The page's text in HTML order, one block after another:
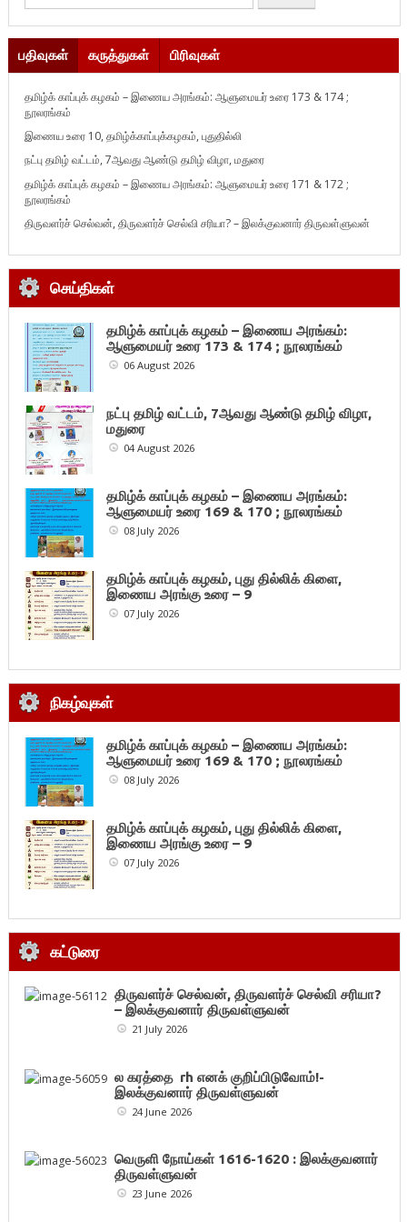
பதிவுகள் கருத்துகள் பிரிவுகள்
தமிழ்க் காப்புக் கழகம் – இணைய அரங்கம்: ஆளுமையர் உரை 173 & 174 ;
நூலரங்கம்
இணைய உரை 10, தமிழ்க்காப்புக்கழகம், புதுதில்லி
நட்பு தமிழ் வட்டம், 7ஆவது ஆண்டு தமிழ் விழா, மதுரை
தமிழ்க் காப்புக் கழகம் – இணைய அரங்கம்: ஆளுமையர் உரை 171 & 172 ;
நூலரங்கம்
திருவளர்ச் செல்வன், திருவளர்ச் செல்வி சரியா? – இலக்குவனார் திருவள்ளுவன்
செய்திகள்
தமிழ்க் காப்புக் கழகம் – இணைய அரங்கம்:
ஆளுமையர் உரை 173 & 174 ; நூலரங்கம்
06 August 2026
நட்பு தமிழ் வட்டம், 7ஆவது ஆண்டு தமிழ் விழா,
மதுரை
04 August 2026
தமிழ்க் காப்புக் கழகம் – இணைய அரங்கம்:
ஆளுமையர் உரை 169 & 170 ; நூலரங்கம்
08 July 2026
தமிழ்க் காப்புக் கழகம், புது தில்லிக் கிளை,
இணைய அரங்கு உரை – 9
07 July 2026
நிகழ்வுகள்
தமிழ்க் காப்புக் கழகம் – இணைய அரங்கம்:
ஆளுமையர் உரை 169 & 170 ; நூலரங்கம்
08 July 2026
தமிழ்க் காப்புக் கழகம், புது தில்லிக் கிளை,
இணைய அரங்கு உரை – 9
07 July 2026
கட்டுரை
திருவளர்ச் செல்வன், திருவளர்ச் செல்வி சரியா?
– இலக்குவனார் திருவள்ளுவன்
21 July 2026
ல கரத்தை rh எனக் குறிப்பிடுவோம்!-
இலக்குவனார் திருவள்ளுவன்
24 June 2026
வெருளி நோய்கள் 1616-1620 : இலக்குவனார்
திருவள்ளுவன்
23 June 2026